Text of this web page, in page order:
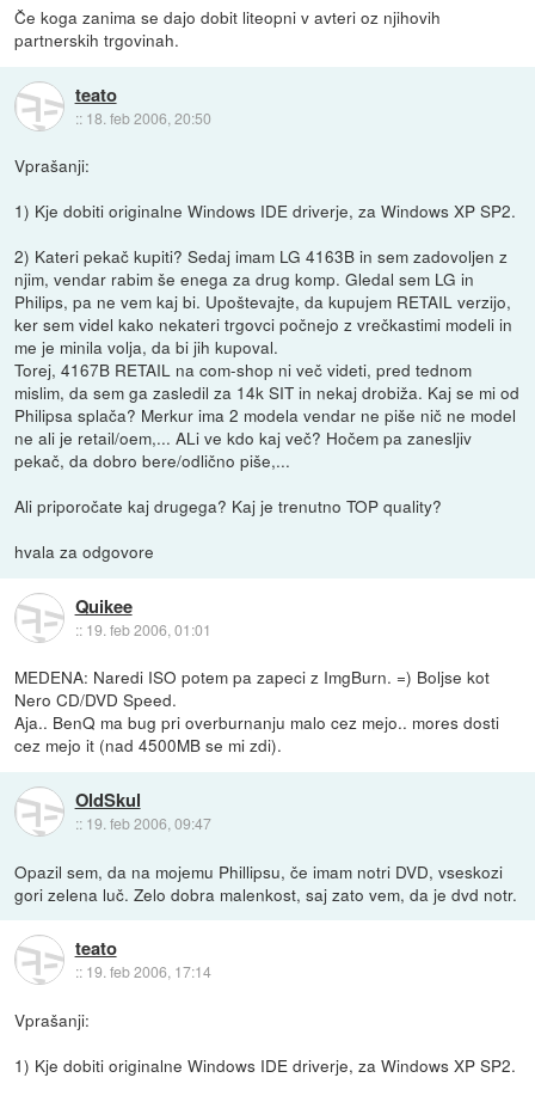
Če koga zanima se dajo dobit liteopni v avteri oz njihovih
partnerskih trgovinah.
teato
:: 18. feb 2006, 20:50
Vprašanji:
1) Kje dobiti originalne Windows IDE driverje, za Windows XP SP2.
2) Kateri pekač kupiti? Sedaj imam LG 4163B in sem zadovoljen z
njim, vendar rabim še enega za drug komp. Gledal sem LG in
Philips, pa ne vem kaj bi. Upoštevajte, da kupujem RETAIL verzijo,
ker sem videl kako nekateri trgovci počnejo z vrečkastimi modeli in
me je minila volja, da bi jih kupoval.
Torej, 4167B RETAIL na com-shop ni več videti, pred tednom
mislim, da sem ga zasledil za 14k SIT in nekaj drobiža. Kaj se mi od
Philipsa splača? Merkur ima 2 modela vendar ne piše nič ne model
ne ali je retail/oem,... ALi ve kdo kaj več? Hočem pa zanesljiv
pekač, da dobro bere/odlično piše,...
Ali priporočate kaj drugega? Kaj je trenutno TOP quality?
hvala za odgovore
Quikee
:: 19. feb 2006, 01:01
MEDENA: Naredi ISO potem pa zapeci z ImgBurn. =) Boljse kot
Nero CD/DVD Speed.
Aja.. BenQ ma bug pri overburnanju malo cez mejo.. mores dosti
cez mejo it (nad 4500MB se mi zdi).
OldSkul
:: 19. feb 2006, 09:47
Opazil sem, da na mojemu Phillipsu, če imam notri DVD, vseskozi
gori zelena luč. Zelo dobra malenkost, saj zato vem, da je dvd notr.
teato
:: 19. feb 2006, 17:14
Vprašanji:
1) Kje dobiti originalne Windows IDE driverje, za Windows XP SP2.